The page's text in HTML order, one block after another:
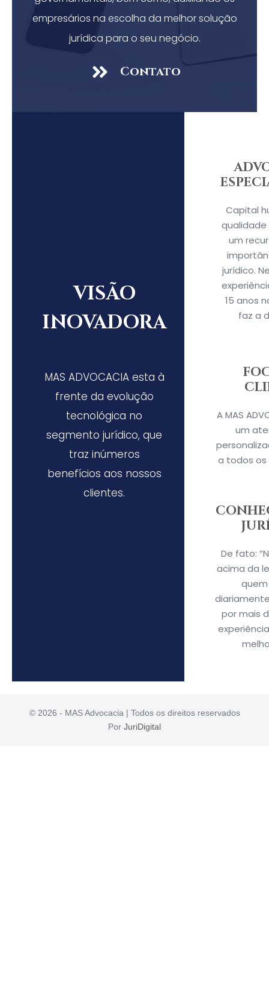
empresários na escolha da melhor solução
jurídica para o seu negócio.
Contato
VISÃO
INOVADORA
MAS ADVOCACIA esta à
frente da evolução
tecnológica no
segmento jurídico, que
traz inúmeros
benefícios aos nossos
clientes.
Capital
um
jurídico.
15 anos
faz a
A MAS
um
a todos os
De fato:
acima da
por mais
© 2026 - MAS Advocacia | Todos os direitos reservados
Por JuriDigital